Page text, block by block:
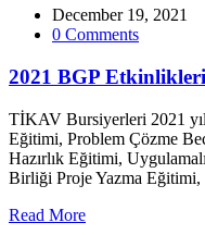
December 19, 2021
0 Comments
2021 BGP Etkinlikleri
TİKAV Bursiyerleri 2021
Eğitimi, Problem Çözme
Hazırlık Eğitimi,
Birliği Proje Yazma
Read More